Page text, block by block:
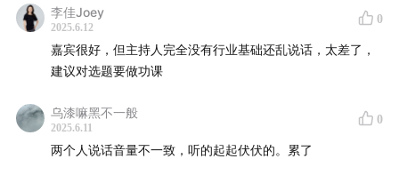
李佳Joey
2025.6.12
0
嘉宾很好，但主持人完全没有行业基础还乱说话，太差了，
建议对选题要做功课
乌漆嘛黑不一般
2025.6.11
0
两个人说话音量不一致，听的起起伏伏的。累了